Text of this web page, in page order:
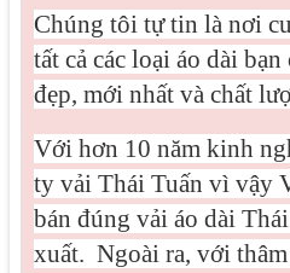
Chúng tôi tự tin là nơi
tất cả các loại áo dài
đẹp, mới nhất và chất
Với hơn 10 năm kinh
ty vải Thái Tuấn vì vậy
bán đúng vải áo dài
xuất. Ngoài ra, với